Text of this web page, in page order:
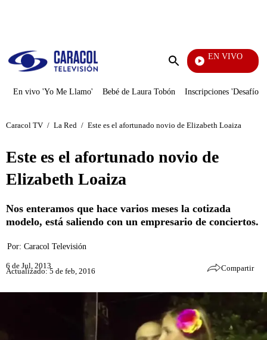
Enviar
EN VIVO
Santa Misa
En vivo 'Yo Me Llamo' Bebé de Laura Tobón Inscripciones 'Desafío'
Caracol TV / La Red / Este es el afortunado novio de Elizabeth Loaiza
Este es el afortunado novio de
Elizabeth Loaiza
Nos enteramos que hace varios meses la cotizada
modelo, está saliendo con un empresario de conciertos.
Por: Caracol Televisión
6 de Jul, 2013
Actualizado: 5 de feb, 2016 Compartir